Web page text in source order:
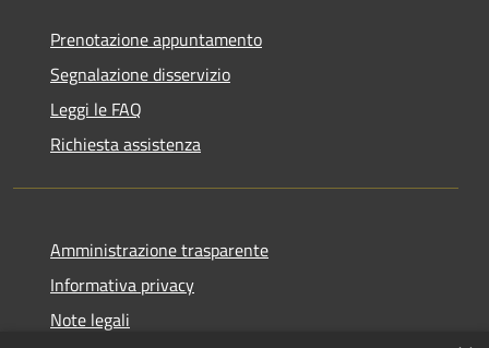
Prenotazione appuntamento
Segnalazione disservizio
Leggi le FAQ
Richiesta assistenza
Amministrazione trasparente
Informativa privacy
Note legali